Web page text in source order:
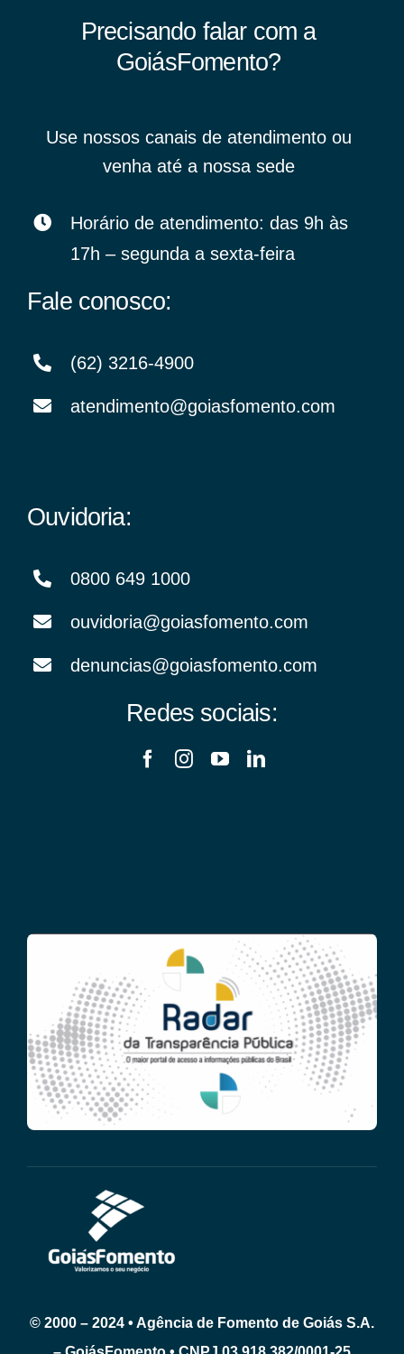
Precisando falar com a
GoiásFomento?
Use nossos canais de atendimento ou
venha até a nossa sede
Horário de atendimento: das 9h às
17h – segunda a sexta-feira
Fale conosco:
(62) 3216-4900
atendimento@goiasfomento.com
Ouvidoria:
0800 649 1000
ouvidoria@goiasfomento.com
denuncias@goiasfomento.com
Redes sociais:
© 2000 – 2024 • Agência de Fomento de Goiás S.A.